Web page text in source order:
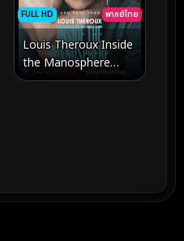
FULL HD พากย์ไทย
Louis Theroux Inside
the Manosphere
(2026) หลุยส์ เทอโรซ์